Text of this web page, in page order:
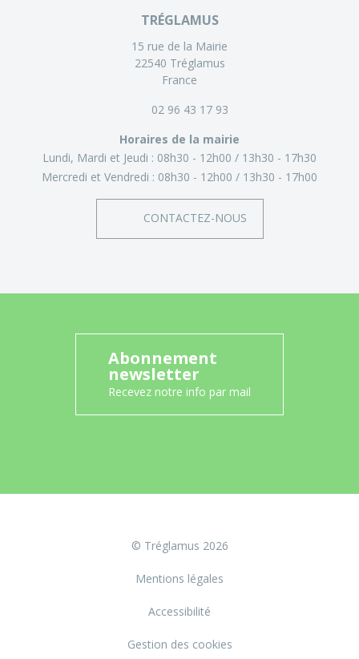
TRÉGLAMUS
15 rue de la Mairie
22540 Tréglamus
France
02 96 43 17 93
Horaires de la mairie
Lundi, Mardi et Jeudi : 08h30 - 12h00
13h30 - 17h30
Mercredi et Vendredi : 08h30 - 12h00 13h30 - 17h00
CONTACTEZ-NOUS
Abonnement
newsletter
Recevez notre info par mail
© Tréglamus 2026
Mentions légales
Accessibilité
Gestion des cookies